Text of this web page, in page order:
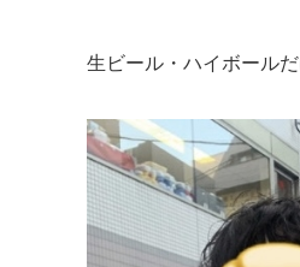
生ビール・ハイボール